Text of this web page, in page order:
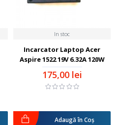
In stoc
Incarcator Laptop Acer
Aspire 1522 19V 6.32A 120W
175,00 lei
Adaugă în Coş